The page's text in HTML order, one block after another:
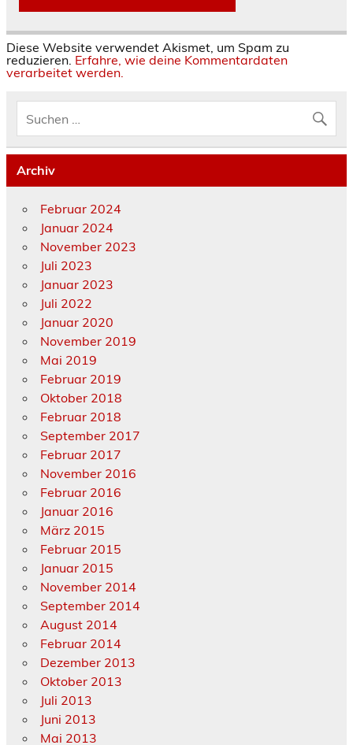
Diese Website verwendet Akismet, um Spam zu
reduzieren. Erfahre, wie deine Kommentardaten
verarbeitet werden.
Archiv
Februar 2024
Januar 2024
November 2023
Juli 2023
Januar 2023
Juli 2022
Januar 2020
November 2019
Mai 2019
Februar 2019
Oktober 2018
Februar 2018
September 2017
Februar 2017
November 2016
Februar 2016
Januar 2016
März 2015
Februar 2015
Januar 2015
November 2014
September 2014
August 2014
Februar 2014
Dezember 2013
Oktober 2013
Juli 2013
Juni 2013
Mai 2013